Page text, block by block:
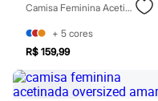
Acessórios
Bermudas
Camisetas
Calças
Calçados
Regatas
Moda íntima
Camisa Feminina Acetinada Oversized Azul
+ 5 cores
R$ 159,99